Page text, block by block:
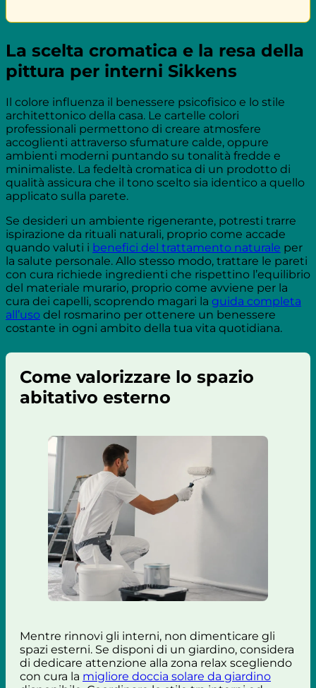
La scelta cromatica e la resa della
pittura per interni Sikkens
Il colore influenza il benessere psicofisico e lo stile
architettonico della casa. Le cartelle colori
professionali permettono di creare atmosfere
accoglienti attraverso sfumature calde, oppure
ambienti moderni puntando su tonalità fredde e
minimaliste. La fedeltà cromatica di un prodotto di
qualità assicura che il tono scelto sia identico a quello
applicato sulla parete.
Se desideri un ambiente rigenerante, potresti trarre
ispirazione da rituali naturali, proprio come accade
quando valuti i benefici del trattamento naturale per
la salute personale. Allo stesso modo, trattare le pareti
con cura richiede ingredienti che rispettino l’equilibrio
del materiale murario, proprio come avviene per la
cura dei capelli, scoprendo magari la guida completa
all’uso del rosmarino per ottenere un benessere
costante in ogni ambito della tua vita quotidiana.
Come valorizzare lo spazio
abitativo esterno
Mentre rinnovi gli interni, non dimenticare gli
spazi esterni. Se disponi di un giardino, considera
di dedicare attenzione alla zona relax scegliendo
con cura la migliore doccia solare da giardino